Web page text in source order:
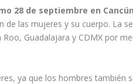
28 de septiembre en
de las mujeres y su cuerpo. La
Guadalajara y CDMX por
ya que los hombres también